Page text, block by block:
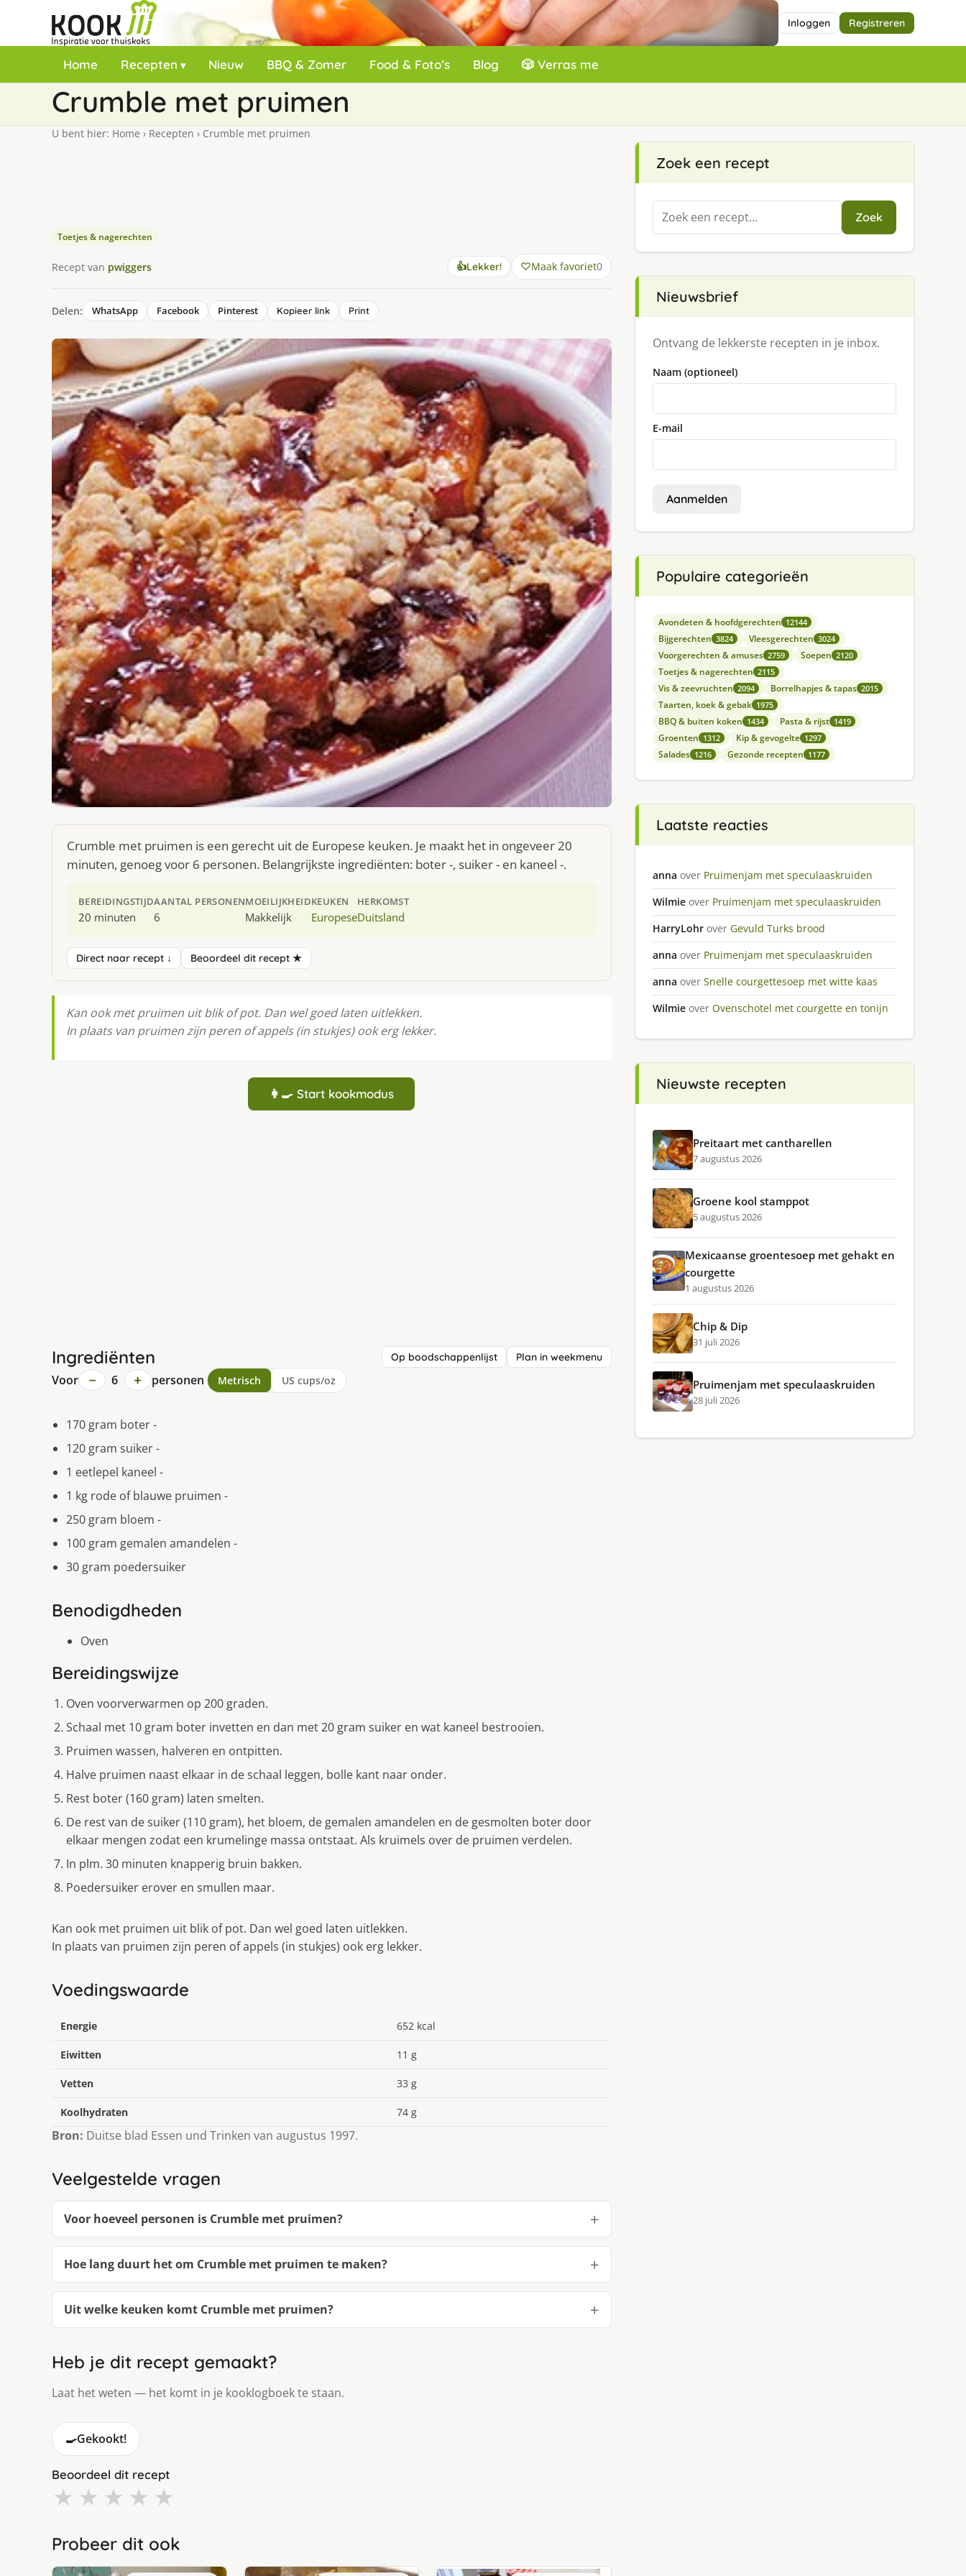
Inloggen Registreren
Home Recepten Nieuw BBQ & Zomer Food & Foto’s Blog 🎲 Verras me
Crumble met pruimen
U bent hier: Home › Recepten › Crumble met pruimen
Toetjes & nagerechten
Recept van pwiggers 👍Lekker! Maak favoriet0
Delen: WhatsApp Facebook Pinterest Kopieer link Print
Crumble met pruimen is een gerecht uit de Europese keuken. Je maakt het in ongeveer 20
minuten, genoeg voor 6 personen. Belangrijkste ingrediënten: boter -, suiker - en kaneel -.
BEREIDINGSTIJD
20 minuten
AANTAL PERSONEN
6
MOEILIJKHEID
Makkelijk
KEUKEN
Europese
HERKOMST
Duitsland
Direct naar recept ↓ Beoordeel dit recept ★
Kan ook met pruimen uit blik of pot. Dan wel goed laten uitlekken.
In plaats van pruimen zijn peren of appels (in stukjes) ook erg lekker.
👩‍🍳 Start kookmodus
Ingrediënten Op boodschappenlijst Plan in weekmenu
Voor − 6 + personen Metrisch US cups/oz
170 gram boter -
120 gram suiker -
1 eetlepel kaneel -
1 kg rode of blauwe pruimen -
250 gram bloem -
100 gram gemalen amandelen -
30 gram poedersuiker
Benodigdheden
Oven
Bereidingswijze
Oven voorverwarmen op 200 graden.
Schaal met 10 gram boter invetten en dan met 20 gram suiker en wat kaneel bestrooien.
Pruimen wassen, halveren en ontpitten.
Halve pruimen naast elkaar in de schaal leggen, bolle kant naar onder.
Rest boter (160 gram) laten smelten.
De rest van de suiker (110 gram), het bloem, de gemalen amandelen en de gesmolten boter door
elkaar mengen zodat een krumelinge massa ontstaat. Als kruimels over de pruimen verdelen.
In plm. 30 minuten knapperig bruin bakken.
Poedersuiker erover en smullen maar.
Kan ook met pruimen uit blik of pot. Dan wel goed laten uitlekken.
In plaats van pruimen zijn peren of appels (in stukjes) ook erg lekker.
Voedingswaarde
Energie 652 kcal
Eiwitten 11 g
Vetten 33 g
Koolhydraten 74 g
Bron: Duitse blad Essen und Trinken van augustus 1997.
Veelgestelde vragen
Voor hoeveel personen is Crumble met pruimen?
Hoe lang duurt het om Crumble met pruimen te maken?
Uit welke keuken komt Crumble met pruimen?
Heb je dit recept gemaakt?
Laat het weten — het komt in je kooklogboek te staan.
🍳Gekookt!
Beoordeel dit recept
★ ★ ★ ★ ★
Probeer dit ook
Zoek een recept
Zoeken
naar:
Zoek
Nieuwsbrief
Ontvang de lekkerste recepten in je inbox.
Naam (optioneel)
E-mail
Aanmelden
Populaire categorieën
Avondeten & hoofdgerechten 12144
Bijgerechten 3824 Vleesgerechten 3024
Voorgerechten & amuses 2759 Soepen 2120
Toetjes & nagerechten 2115
Vis & zeevruchten 2094 Borrelhapjes & tapas 2015
Taarten, koek & gebak 1975
BBQ & buiten koken 1434 Pasta & rijst 1419
Groenten 1312 Kip & gevogelte 1297
Salades 1216 Gezonde recepten 1177
Laatste reacties
anna over Pruimenjam met speculaaskruiden
Wilmie over Pruimenjam met speculaaskruiden
HarryLohr over Gevuld Turks brood
anna over Pruimenjam met speculaaskruiden
anna over Snelle courgettesoep met witte kaas
Wilmie over Ovenschotel met courgette en tonijn
Nieuwste recepten
Preitaart met cantharellen
7 augustus 2026
Groene kool stamppot
5 augustus 2026
Mexicaanse groentesoep met gehakt en
courgette
1 augustus 2026
Chip & Dip
31 juli 2026
Pruimenjam met speculaaskruiden
28 juli 2026